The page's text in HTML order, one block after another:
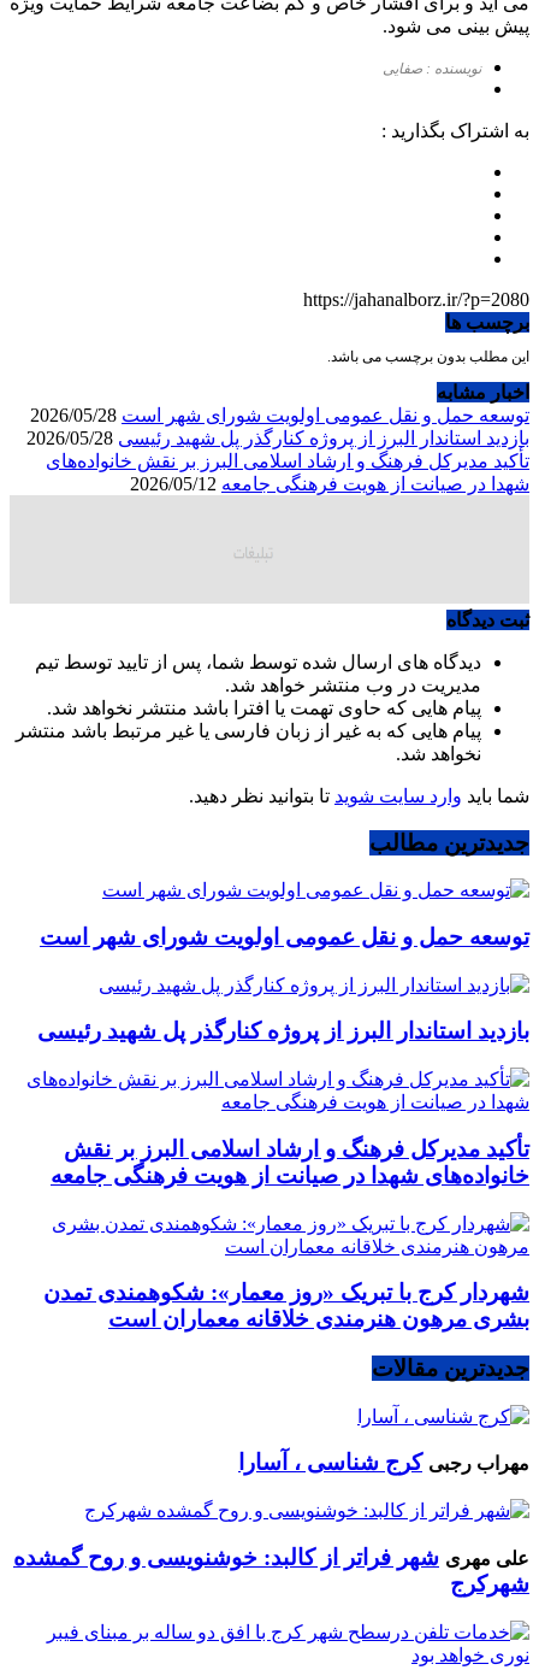
پیش بینی می شود.
نویسنده : صفایی
به اشتراک بگذارید :
https://jahanalborz.ir/?p=2080
برچسب ها
این مطلب بدون برچسب می باشد.
اخبار مشابه
توسعه حمل و نقل عمومی اولویت شورای شهر است
بازدید استاندار البرز از پروژه کنارگذر پل شهید رئیسی
تأکید مدیرکل فرهنگ و ارشاد اسلامی البرز بر نقش خانواده‌های
شهدا در صیانت از هویت فرهنگی جامعه
ثبت دیدگاه
دیدگاه های ارسال شده توسط شما، پس از تایید توسط تیم
مدیریت در وب منتشر خواهد شد.
پیام هایی که حاوی تهمت یا افترا باشد منتشر نخواهد شد.
پیام هایی که به غیر از زبان فارسی یا غیر مرتبط باشد منتشر
نخواهد شد.
شما باید وارد سایت شوید تا بتوانید نظر دهید.
جدیدترین مطالب
توسعه حمل و نقل عمومی اولویت شورای شهر است
بازدید استاندار البرز از پروژه کنارگذر پل شهید رئیسی
تأکید مدیرکل فرهنگ و ارشاد اسلامی البرز بر نقش
خانواده‌های شهدا در صیانت از هویت فرهنگی جامعه
شهردار کرج با تبریک «روز معمار»: شکوهمندی تمدن
بشری مرهون هنرمندی خلاقانه معماران است
جدیدترین مقالات
مهراب رجبی کرج شناسی ، آسارا
علی مهری شهر فراتر از کالبد: خوشنویسی و روح گمشده
شهرکرج